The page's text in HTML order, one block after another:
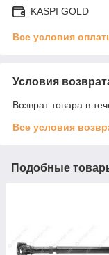
KASPI GOLD
Все условия
Условия
Возврат товара в
Все условия
Подобные